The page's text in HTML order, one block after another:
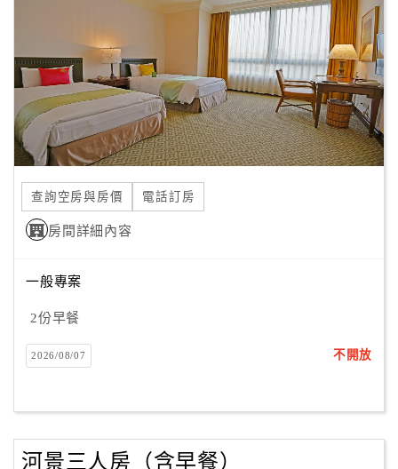
查詢空房與房價 電話訂房
房間詳細內容
一般專案
2份早餐
2026/08/07 不開放
河景三人房（含早餐）